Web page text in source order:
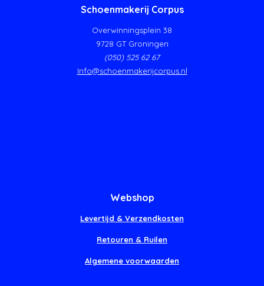
Schoenmakerij Corpus
Overwinningsplein 38
9728 GT Groningen
(050) 525 62 67
Info@schoenmakerijcorpus.nl
Webshop
Levertijd & Verzendkosten
Retouren & Ruilen
Algemene voorwaarden